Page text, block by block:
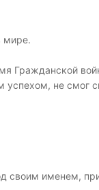
мире.
Гражданской
не смог
своим именем,